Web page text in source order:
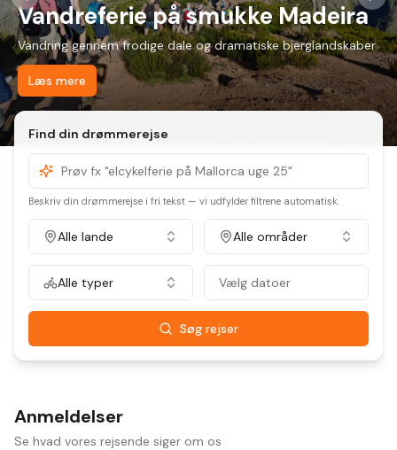
Vandreferie på smukke Madeira
Vandring gennem frodige dale og dramatiske bjerglandskaber
Læs mere
Find din drømmerejse
Beskriv din drømmerejse i fri tekst — vi udfylder filtrene automatisk.
Alle lande Alle områder
Alle typer Vælg datoer
Søg rejser
Anmeldelser
Se hvad vores rejsende siger om os